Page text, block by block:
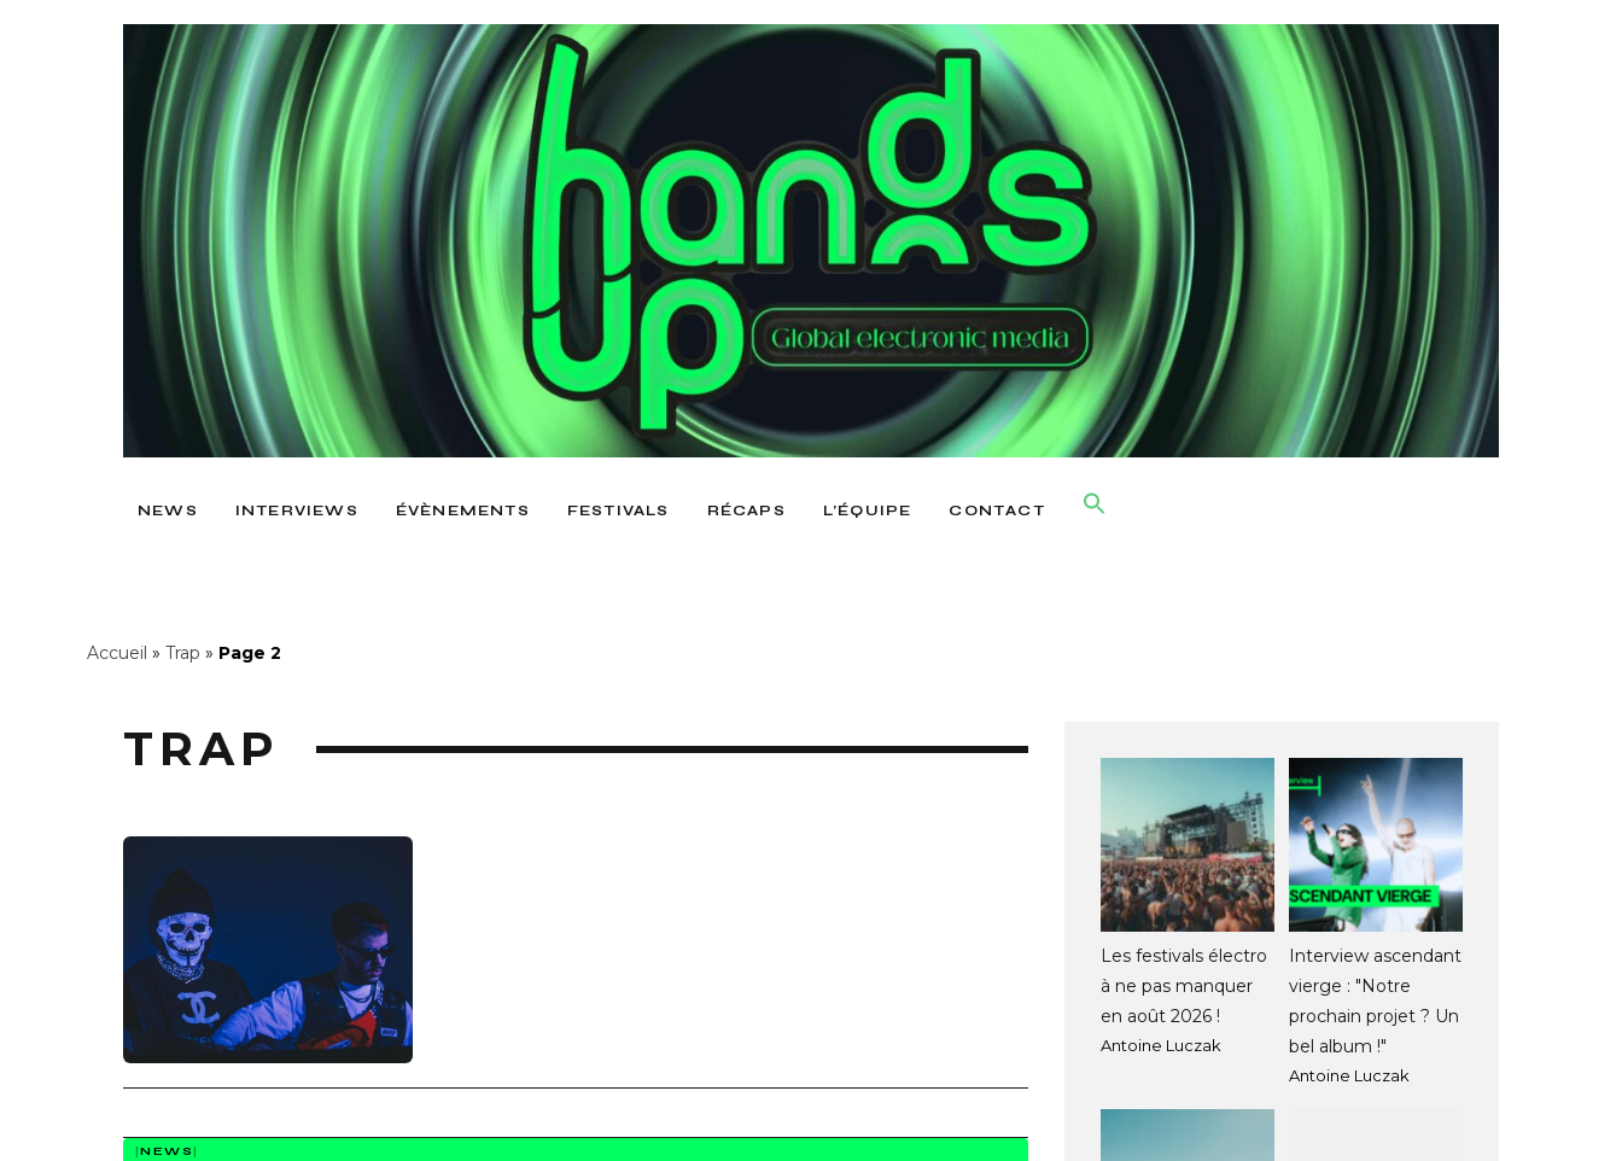
NEWS INTERVIEWS ÉVÈNEMENTS FESTIVALS RÉCAPS L’ÉQUIPE CONTACT
Accueil » Trap » Page 2
TRAP
NEWS
Les festivals électro
à ne pas manquer
en août 2026 !
Antoine Luczak
Interview ascendant
vierge : "Notre
prochain projet ? Un
bel album !"
Antoine Luczak